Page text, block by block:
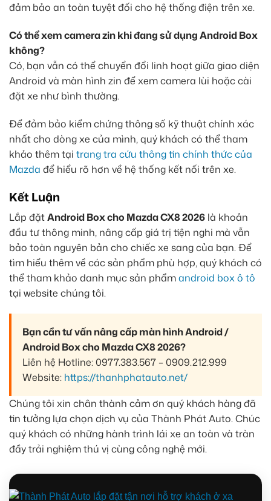
đảm bảo an toàn tuyệt đối cho hệ thống điện trên xe.
Có thể xem camera zin khi đang sử dụng Android Box
không?
Có, bạn vẫn có thể chuyển đổi linh hoạt giữa giao diện
Android và màn hình zin để xem camera lùi hoặc cài
đặt xe như bình thường.
Để đảm bảo kiểm chứng thông số kỹ thuật chính xác
nhất cho dòng xe của mình, quý khách có thể tham
khảo thêm tại trang tra cứu thông tin chính thức của
Mazda để hiểu rõ hơn về hệ thống kết nối trên xe.
Kết Luận
Lắp đặtAndroid Box cho Mazda CX8 2026 là khoản
đầu tư thông minh, nâng cấp giá trị tiện nghi mà vẫn
bảo toàn nguyên bản cho chiếc xe sang của bạn. Để
tìm hiểu thêm về các sản phẩm phù hợp, quý khách có
thể tham khảo danh mục sản phẩmandroid box ô tô
tại website chúng tôi.
Bạn cần tư vấn nâng cấp màn hình Android /
Android Box cho Mazda CX8 2026?
Liên hệ Hotline: 0977.383.567 – 0909.212.999
Website: https://thanhphatauto.net/
Chúng tôi xin chân thành cảm ơn quý khách hàng đã
tin tưởng lựa chọn dịch vụ của Thành Phát Auto. Chúc
quý khách có những hành trình lái xe an toàn và tràn
đầy trải nghiệm thú vị cùng công nghệ mới.